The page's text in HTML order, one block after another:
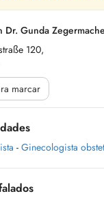
Dr. Gunda
120,
marcar
- Ginecologista